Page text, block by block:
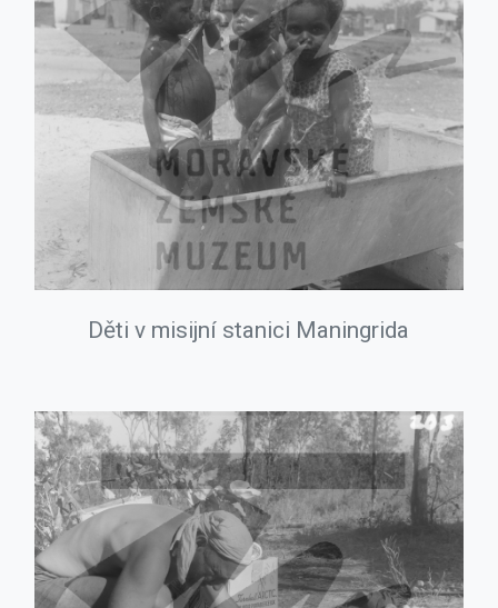
Děti v misijní stanici Maningrida